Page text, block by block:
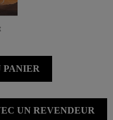
PANIER
UN REVENDEUR